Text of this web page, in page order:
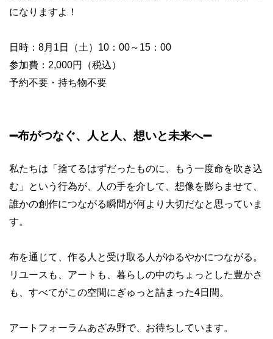
になりますよ！
日時：8月1日（土）10：00～15：00
参加費：2,000円（税込）
予約不要・持ち物不要
➖布がつなぐ、人と人、想いと未来へ➖
私たちは「捨てるはずだったものに、もう一度命を吹き込
む」という行為が、人の手を介して、想像を膨らませて、
誰かの創作につながる瞬間が何より大切だなと思っていま
す。
布を通じて、作る人と受け取る人がゆるやかにつながる。
リユースも、アートも、暮らしの中のちょっとした豊かさ
も、すべてがこの空間にぎゅっと詰まった4日間。
アートフォーラムあざみ野で、お待ちしています。